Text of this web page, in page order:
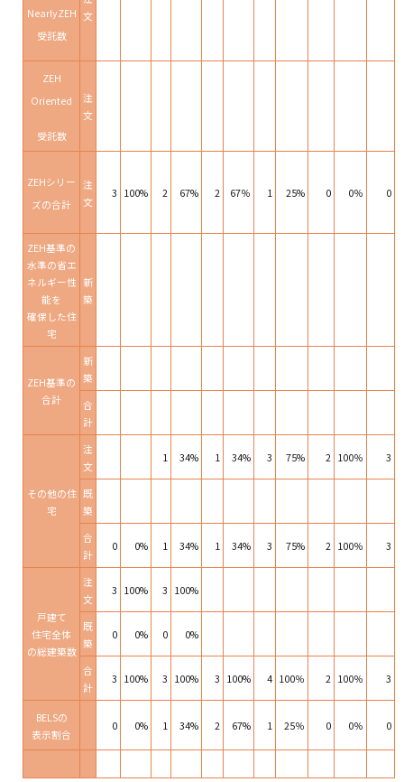
NearlyZEH
受託数
文
ZEH
Oriented
受託数
注
文
ZEHシリー
ズの合計
注
文
3 100% 2 67% 2 67％ 1 25% 0 0％ 0
ZEH基準の
水準の省エ
ネルギー性
能を
確保した住
宅
新
築
ZEH基準の
合計
新
築
合
計
その他の住
宅
注
文
1 34% 1 34% 3 75% 2 100％ 3
既
築
合
計
0 0% 1 34% 1 34% 3 75% 2 100％ 3
戸建て
住宅全体
の総建築数
注
文
3 100% 3 100%
既
築
0 0% 0 0%
合
計
3 100% 3 100% 3 100% 4 100％ 2 100％ 3
BELSの
表示割合
0 0% 1 34% 2 67% 1 25％ 0 0％ 0